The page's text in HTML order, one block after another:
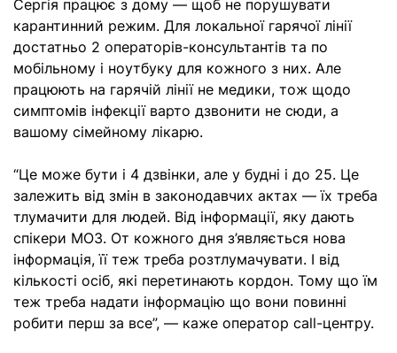
Сергія працює з дому — щоб не порушувати
карантинний режим. Для локальної гарячої лінії
достатньо 2 операторів-консультантів та по
мобільному і ноутбуку для кожного з них. Але
працюють на гарячій лінії не медики, тож щодо
симптомів інфекції варто дзвонити не сюди, а
вашому сімейному лікарю.
“Це може бути і 4 дзвінки, але у будні і до 25. Це
залежить від змін в законодавчих актах — їх треба
тлумачити для людей. Від інформації, яку дають
спікери МОЗ. От кожного дня з’являється нова
інформація, її теж треба розтлумачувати. І від
кількості осіб, які перетинають кордон. Тому що їм
теж треба надати інформацію що вони повинні
робити перш за все”, — каже оператор call-центру.